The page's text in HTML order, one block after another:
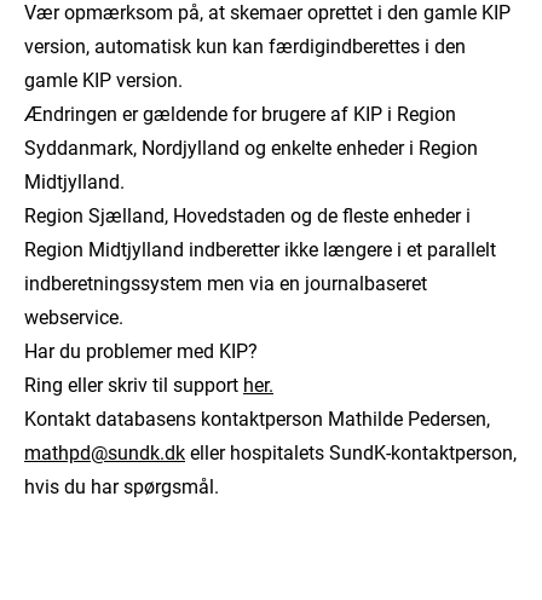
Vær opmærksom på, at skemaer oprettet i den gamle KIP
version, automatisk kun kan færdigindberettes i den
gamle KIP version.
Ændringen er gældende for brugere af KIP i Region
Syddanmark, Nordjylland og enkelte enheder i Region
Midtjylland.
Region Sjælland, Hovedstaden og de fleste enheder i
Region Midtjylland indberetter ikke længere i et parallelt
indberetningssystem men via en journalbaseret
webservice.
Har du problemer med KIP?
Ring eller skriv til support her.
Kontakt databasens kontaktperson Mathilde Pedersen,
mathpd@sundk.dk eller hospitalets SundK-kontaktperson,
hvis du har spørgsmål.